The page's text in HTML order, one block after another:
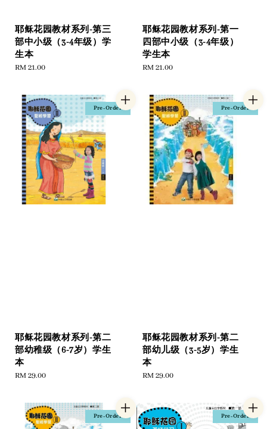
耶稣花园教材系列-第三
部中小级（3-4年级）学
生本
Regular
RM 21.00
耶稣花园教材系列-第一
四部中小级（3-4年级）
学生本
Regular
RM 21.00
Pre-Order
耶稣花园教材系列-第二
部幼稚级（6-7岁）学生
本
Regular
RM 29.00
Pre-Order
耶稣花园教材系列-第二
部幼儿级（3-5岁）学生
本
Regular
RM 29.00
Pre-Order Pre-Order